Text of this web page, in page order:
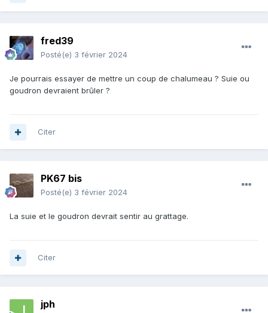
fred39
Posté(e) 3 février 2024
Je pourrais essayer de mettre un coup de chalumeau ? Suie ou
goudron devraient brûler ?
Citer
PK67 bis
Posté(e) 3 février 2024
La suie et le goudron devrait sentir au grattage.
Citer
jph